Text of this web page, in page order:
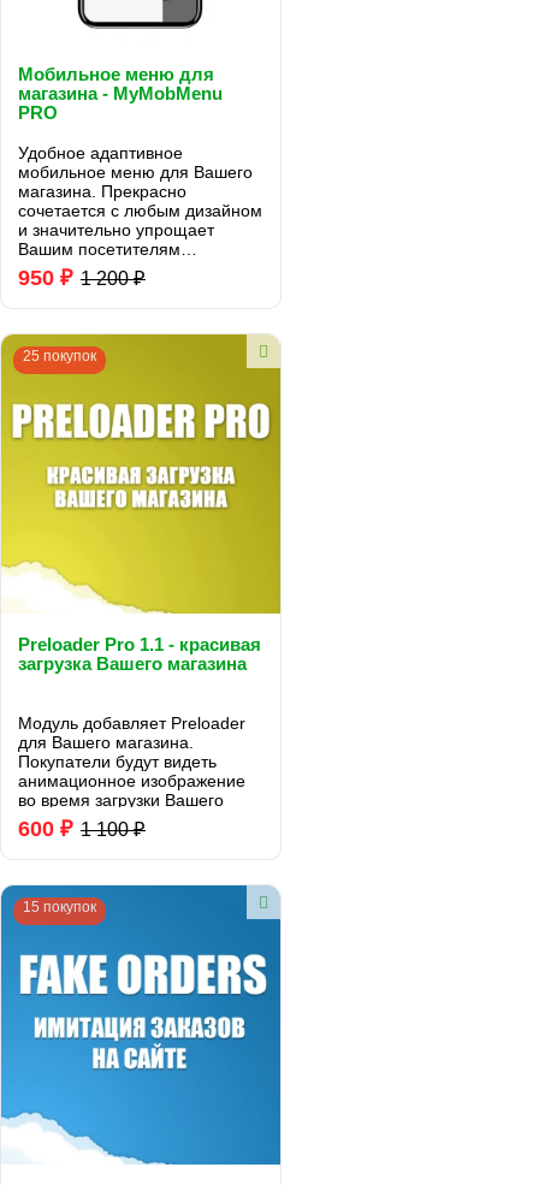
Мобильное меню для
магазина - MyMobMenu
PRO
Удобное адаптивное
мобильное меню для Вашего
магазина. Прекрасно
сочетается с любым дизайном
и значительно упрощает
Вашим посетителям
взаимодействие с Вашим
сайтом...
950 ₽ 1 200 ₽
25 покупок
Preloader Pro 1.1 - красивая
загрузка Вашего магазина
Модуль добавляет Preloader
для Вашего магазина.
Покупатели будут видеть
анимационное изображение
во время загрузки Вашего
сайта. Повышает доверие и
качество магазина...
600 ₽ 1 100 ₽
15 покупок